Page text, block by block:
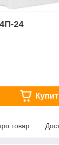
24
товар